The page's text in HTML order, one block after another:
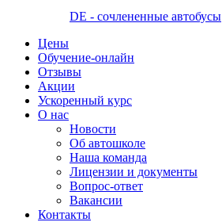
DE - сочлененные автобусы
Цены
Обучение-онлайн
Отзывы
Акции
Ускоренный курс
О нас
Новости
Об автошколе
Наша команда
Лицензии и документы
Вопрос-ответ
Вакансии
Контакты